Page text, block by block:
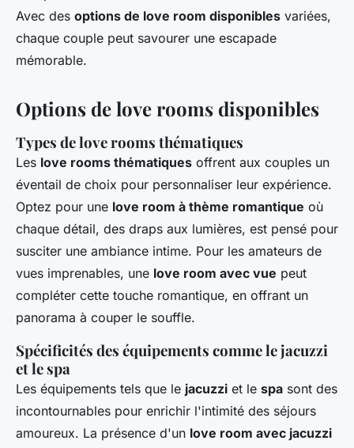
Avec des options de love room disponibles variées,
chaque couple peut savourer une escapade
mémorable.
Options de love rooms disponibles
Types de love rooms thématiques
Les love rooms thématiques offrent aux couples un
éventail de choix pour personnaliser leur expérience.
Optez pour une love room à thème romantique où
chaque détail, des draps aux lumières, est pensé pour
susciter une ambiance intime. Pour les amateurs de
vues imprenables, une love room avec vue peut
compléter cette touche romantique, en offrant un
panorama à couper le souffle.
Spécificités des équipements comme le jacuzzi
et le spa
Les équipements tels que le jacuzzi et le spa sont des
incontournables pour enrichir l'intimité des séjours
amoureux. La présence d'un love room avec jacuzzi